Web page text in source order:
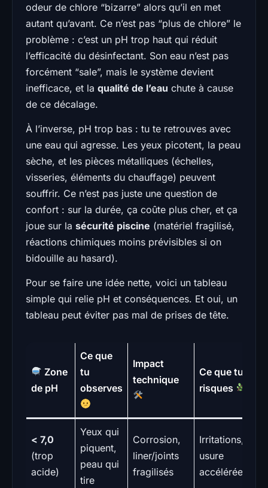
odeur de chlore “bizarre” alors qu’il en met
autant qu’avant. Ce n’est pas “plus de chlore” le
problème : c’est un pH trop haut qui réduit
l’efficacité du désinfectant. Son eau n’est pas
forcément “sale”, mais le système devient
inefficace, et la qualité de l’eau chute à cause
de ce décalage.
À l’inverse, pH trop bas : tu te retrouves avec
une eau qui agresse. Les yeux picotent, la peau
sèche, et les pièces métalliques (échelles,
visseries, éléments du chauffage) peuvent
souffrir. Ce n’est pas juste une question de
confort : sur la durée, ça coûte plus cher, et ça
joue sur la sécurité piscine (matériel fragilisé,
réactions chimiques moins prévisibles si on
bidouille au hasard).
Pour se faire une idée nette, voici un tableau
simple qui relie pH et conséquences. Et oui, un
tableau peut éviter pas mal de prises de tête.
Zone
de pH
Ce que
tu
observes
Impact
technique
Ce que tu
risques
< 7,0
(trop
acide)
Yeux qui
piquent,
peau qui
tire
Corrosion,
liner/joints
fragilisés
Irritations,
usure
accélérée